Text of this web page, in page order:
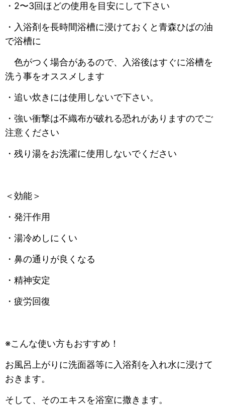
・2〜3回ほどの使用を目安にして下さい
・入浴剤を長時間浴槽に浸けておくと青森ひばの油
で浴槽に
色がつく場合があるので、入浴後はすぐに浴槽を
洗う事をオススメします
・追い炊きには使用しないで下さい。
・強い衝撃は不織布が破れる恐れがありますのでご
注意ください
・残り湯をお洗濯に使用しないでください
＜効能＞
・発汗作用
・湯冷めしにくい
・鼻の通りが良くなる
・精神安定
・疲労回復
※こんな使い方もおすすめ！
お風呂上がりに洗面器等に入浴剤を入れ水に浸けて
おきます。
そして、そのエキスを浴室に撒きます。